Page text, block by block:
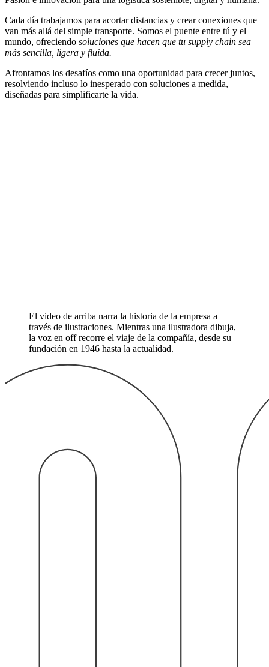
Cada día trabajamos para acortar distancias y crear conexiones que
van más allá del simple transporte. Somos el puente entre tú y el
mundo, ofreciendo soluciones que hacen que tu supply chain sea
más sencilla, ligera y fluida.
Afrontamos los desafíos como una oportunidad para crecer juntos,
resolviendo incluso lo inesperado con soluciones a medida,
diseñadas para simplificarte la vida.
El video de arriba narra la historia de la empresa a
través de ilustraciones. Mientras una ilustradora dibuja,
la voz en off recorre el viaje de la compañía, desde su
fundación en 1946 hasta la actualidad.